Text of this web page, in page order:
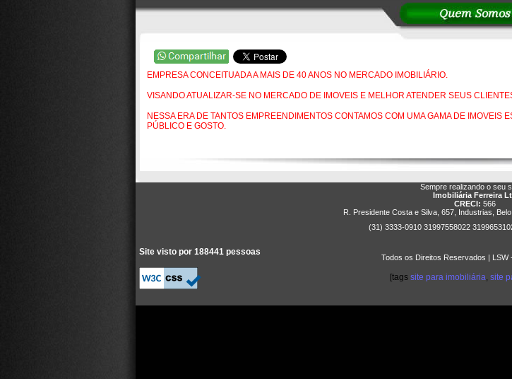
EMPRESA CONCEITUADA A MAIS DE 40 ANOS NO MERCADO IMOBILIÁRIO.
VISANDO ATUALIZAR-SE NO MERCADO DE IMOVEIS E MELHOR ATENDER SEUS
NESSA ERA DE TANTOS EMPREENDIMENTOS CONTAMOS COM UMA GAMA DE IMOVEIS
PÚBLICO E GOSTO.
Sempre realizando o seu
Imobiliária Ferreira
CRECI: 566
R. Presidente Costa e Silva, 657, Industrias,
(31) 3333-0910 31997558022
Site visto por 188441 pessoas
Todos os Direitos Reservados | LSW
[tags site para imobiliária, site